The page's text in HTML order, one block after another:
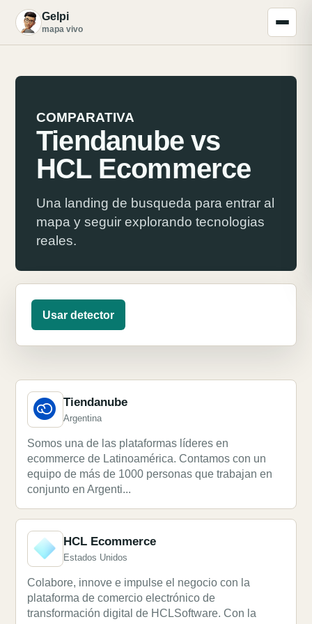
G Gelpi
mapa vivo
COMPARATIVA
Tiendanube vs
HCL Ecommerce
Una landing de busqueda para entrar al
mapa y seguir explorando tecnologias
reales.
Usar detector
Tiendanube
Argentina
Somos una de las plataformas líderes en
ecommerce de Latinoamérica. Contamos con un
equipo de más de 1000 personas que trabajan en
conjunto en Argenti...
HCL Ecommerce
Estados Unidos
Colabore, innove e impulse el negocio con la
plataforma de comercio electrónico de
transformación digital de HCLSoftware. Con la